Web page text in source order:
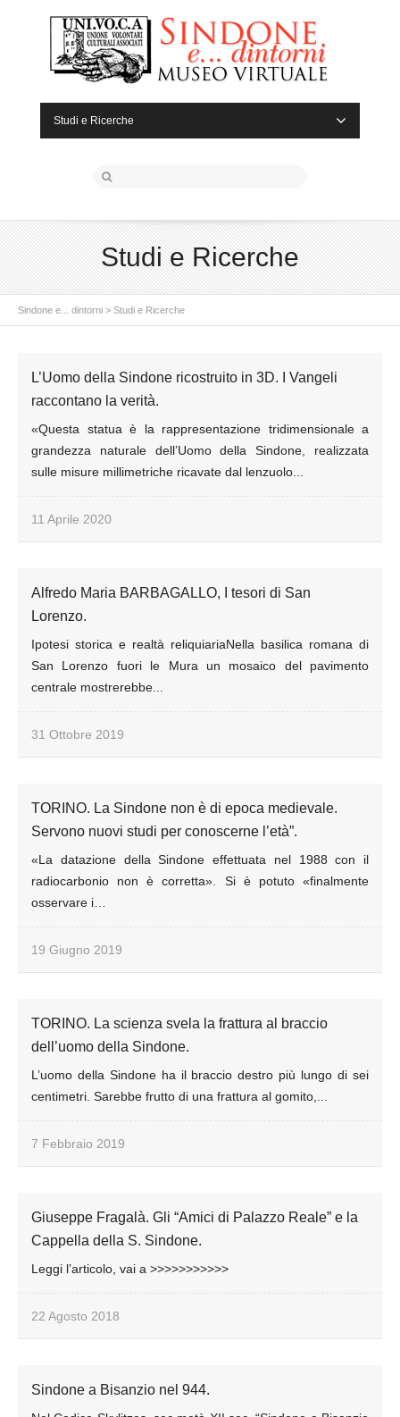
Studi e Ricerche
Studi e Ricerche
Sindone e... dintorni > Studi e Ricerche
L’Uomo della Sindone ricostruito in 3D. I Vangeli
raccontano la verità.
«Questa statua è la rappresentazione tridimensionale a
grandezza naturale dell’Uomo della Sindone, realizzata
sulle misure millimetriche ricavate dal lenzuolo...
11 Aprile 2020
Alfredo Maria BARBAGALLO, I tesori di San
Lorenzo.
Ipotesi storica e realtà reliquiariaNella basilica romana di
San Lorenzo fuori le Mura un mosaico del pavimento
centrale mostrerebbe...
31 Ottobre 2019
TORINO. La Sindone non è di epoca medievale.
Servono nuovi studi per conoscerne l’età”.
«La datazione della Sindone effettuata nel 1988 con il
radiocarbonio non è corretta». Si è potuto «finalmente
osservare i…
19 Giugno 2019
TORINO. La scienza svela la frattura al braccio
dell’uomo della Sindone.
L’uomo della Sindone ha il braccio destro più lungo di sei
centimetri. Sarebbe frutto di una frattura al gomito,...
7 Febbraio 2019
Giuseppe Fragalà. Gli “Amici di Palazzo Reale” e la
Cappella della S. Sindone.
Leggi l’articolo, vai a >>>>>>>>>>>
22 Agosto 2018
Sindone a Bisanzio nel 944.